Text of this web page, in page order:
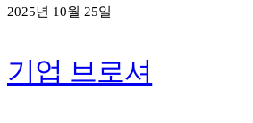
2025년 10월 25일
기업 브로셔